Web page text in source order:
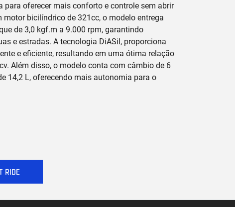
para oferecer mais conforto e controle sem abrir
motor bicilíndrico de 321cc, o modelo entrega
de 3,0 kgf.m a 9.000 rpm, garantindo
e estradas. A tecnologia DiASil, proporciona
e eficiente, resultando em uma ótima relação
Além disso, o modelo conta com câmbio de 6
14,2 L, oferecendo mais autonomia para o
RIDE